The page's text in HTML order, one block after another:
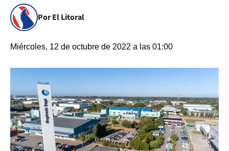
Por El Litoral
Miércoles, 12 de octubre de 2022 a las 01:00